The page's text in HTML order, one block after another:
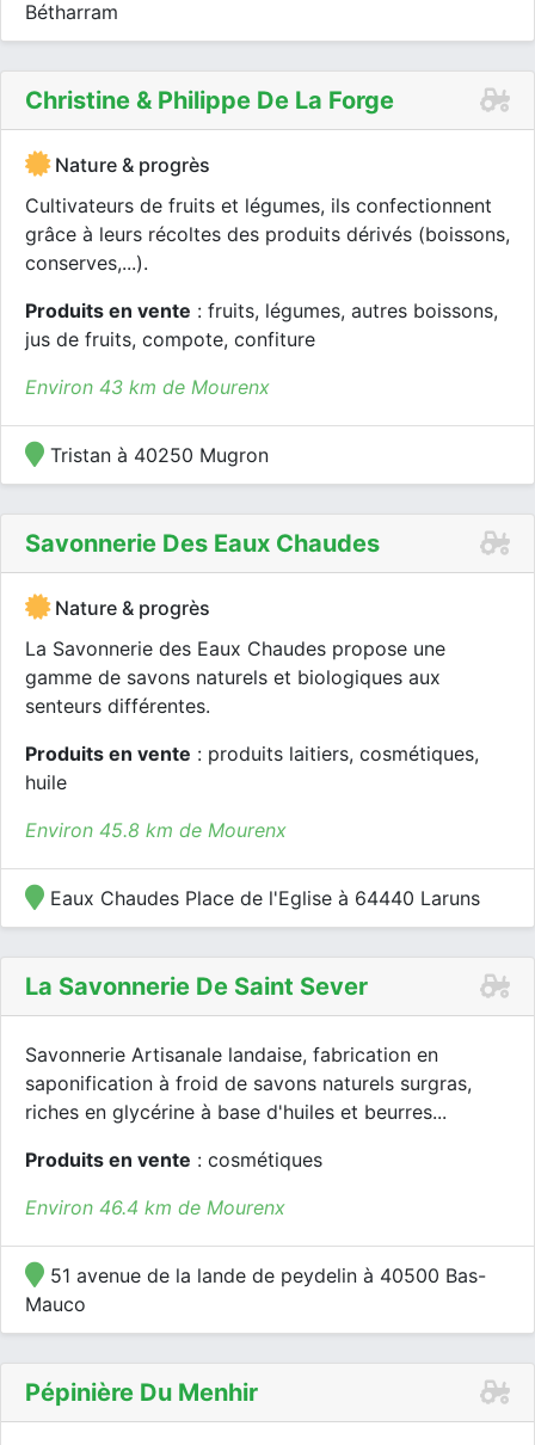
Bétharram
Christine & Philippe De La Forge
Nature & progrès
Cultivateurs de fruits et légumes, ils confectionnent
grâce à leurs récoltes des produits dérivés (boissons,
conserves,...).
Produits en vente : fruits, légumes, autres boissons,
jus de fruits, compote, confiture
Environ 43 km de Mourenx
Tristan à 40250 Mugron
Savonnerie Des Eaux Chaudes
Nature & progrès
La Savonnerie des Eaux Chaudes propose une
gamme de savons naturels et biologiques aux
senteurs différentes.
Produits en vente : produits laitiers, cosmétiques,
huile
Environ 45.8 km de Mourenx
Eaux Chaudes Place de l'Eglise à 64440 Laruns
La Savonnerie De Saint Sever
Savonnerie Artisanale landaise, fabrication en
saponification à froid de savons naturels surgras,
riches en glycérine à base d'huiles et beurres...
Produits en vente : cosmétiques
Environ 46.4 km de Mourenx
51 avenue de la lande de peydelin à 40500 Bas-
Mauco
Pépinière Du Menhir